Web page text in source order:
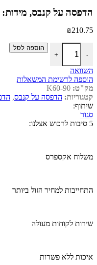
הדפסה על קנבס, מידות: 90 על 60
₪210.75
-
כמות של הדפסה על קנבס, מידות: 90 על
+
הוספה לסל
השוואה
הוספה לרשימת המשאלות
מק"ט: K60-90
קטגוריות: הדפסה על קנבס,
שיתוף:
סגור
5 סיבות לרכוש אצלנו:
משלוח אקספרס
התחייבות למחיר הזול ביותר
שירות לקוחות מעולה
איכות ללא פשרות